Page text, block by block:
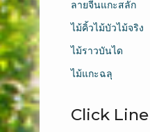
ลายจีนแกะสลัก
ไม้คิ้วไม้บัวไม้จริง
ไม้ราวบันได
ไม้แกะฉลุ
Click Line